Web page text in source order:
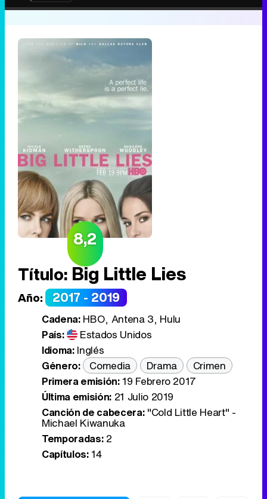
8,2
Título: Big Little Lies
Año: 2017 - 2019
Cadena:HBO, Antena 3, Hulu
País:
Estados Unidos
Idioma: Inglés
Género:
Comedia Drama
Crimen
Primera emisión:19 Febrero 2017
Última emisión:21 Julio 2019
Canción de cabecera:"Cold Little Heart" -
Michael Kiwanuka
Temporadas:2
Capítulos:14